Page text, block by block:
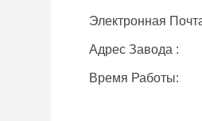
Электронная
Адрес Завода :
Время Работы: